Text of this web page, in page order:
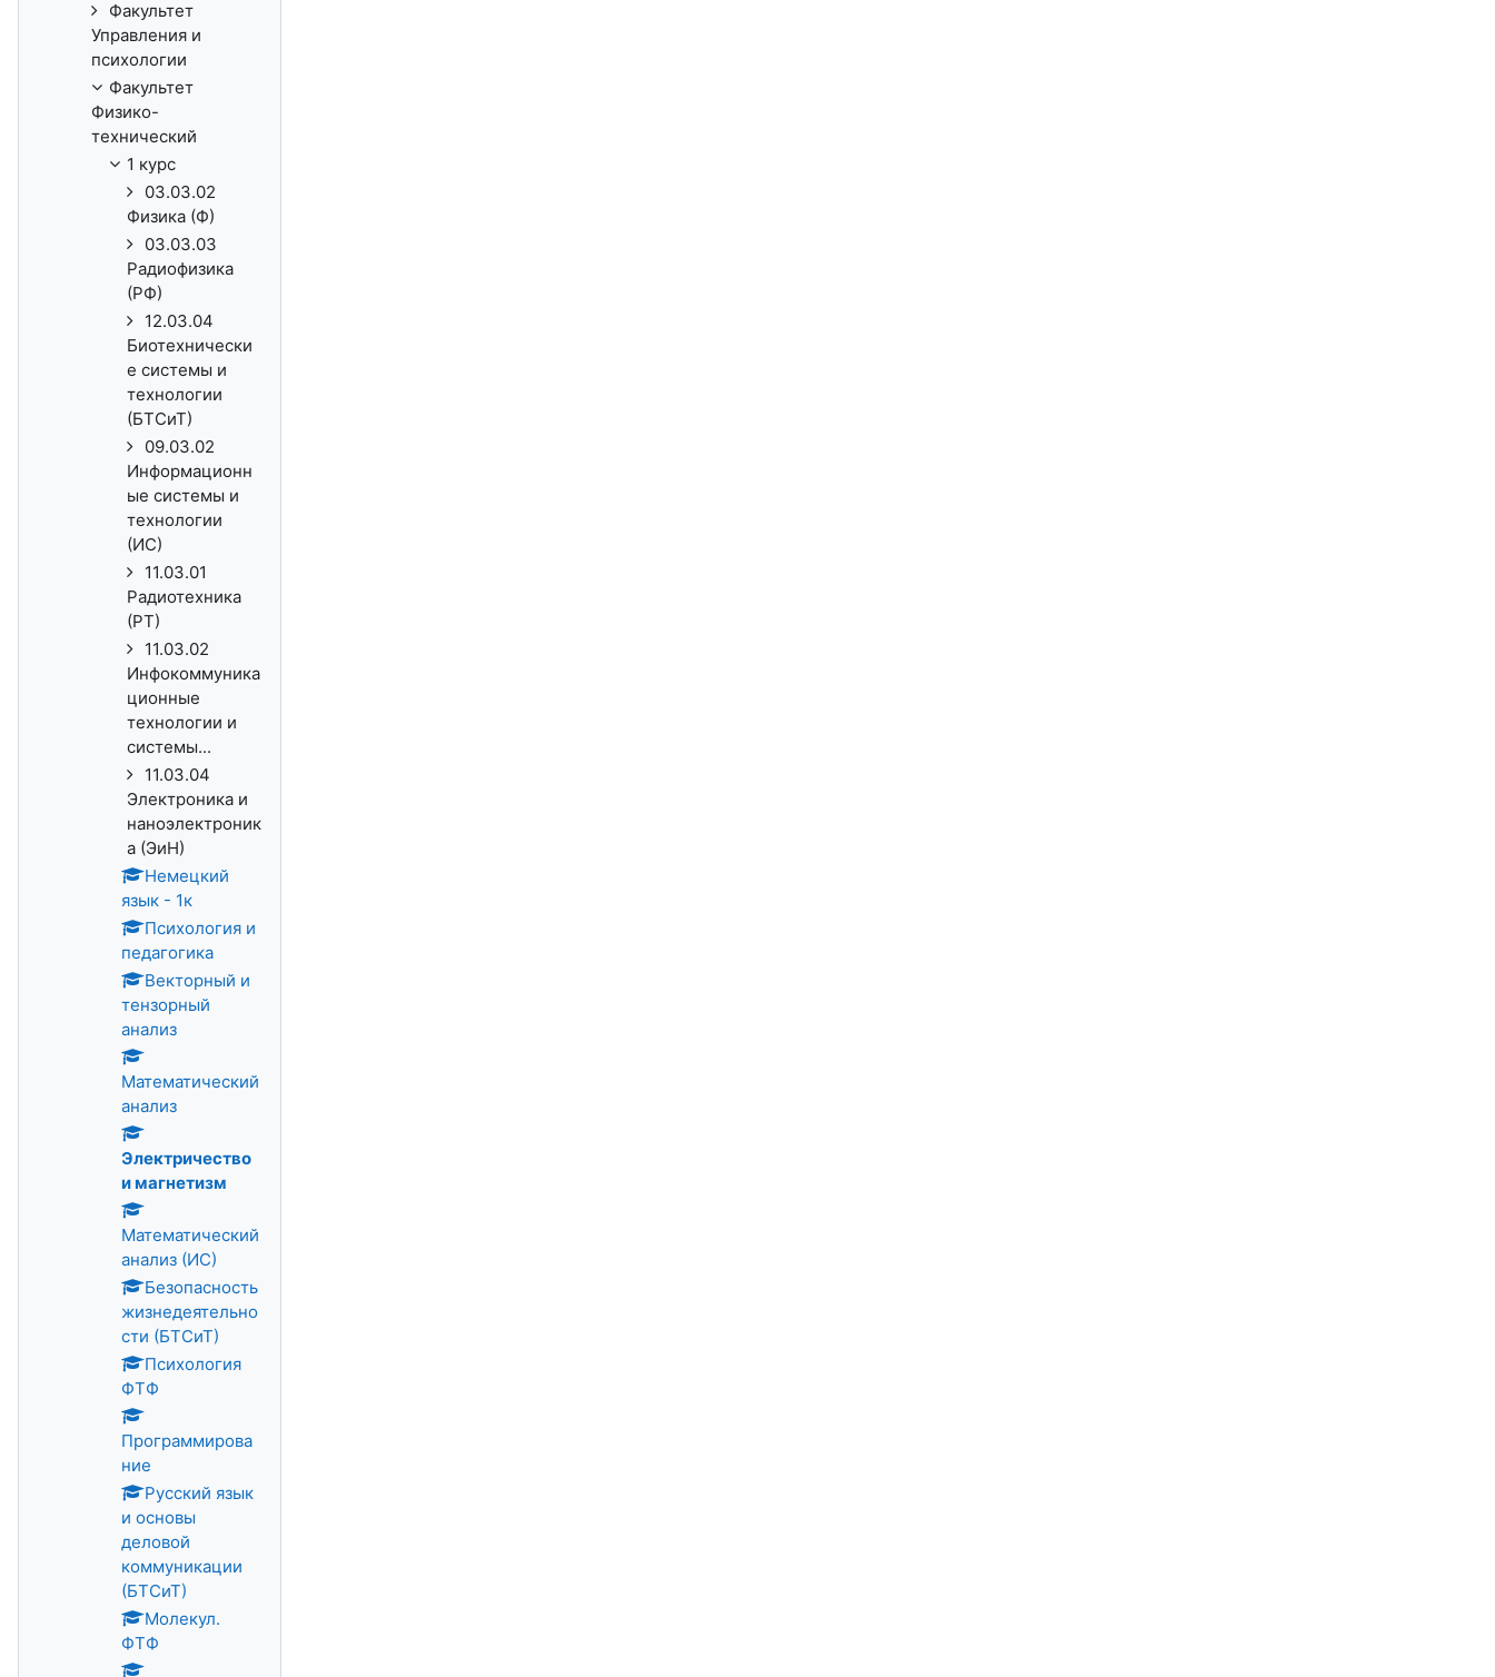
Факультет
Управления и
психологии
Факультет
Физико-
технический
1 курс
03.03.02
Физика (Ф)
03.03.03
Радиофизика
(РФ)
12.03.04
Биотехнически
е системы и
технологии
(БТСиТ)
09.03.02
Информационн
ые системы и
технологии
(ИС)
11.03.01
Радиотехника
(РТ)
11.03.02
Инфокоммуника
ционные
технологии и
системы...
11.03.04
Электроника и
наноэлектроник
а (ЭиН)
Немецкий
язык - 1к
Психология и
педагогика
Векторный и
тензорный
анализ
Математический
анализ
Электричество
и магнетизм
Математический
анализ (ИС)
Безопасность
жизнедеятельно
сти (БТСиТ)
Психология
ФТФ
Программирова
ние
Русский язык
и основы
деловой
коммуникации
(БТСиТ)
Молекул.
ФТФ